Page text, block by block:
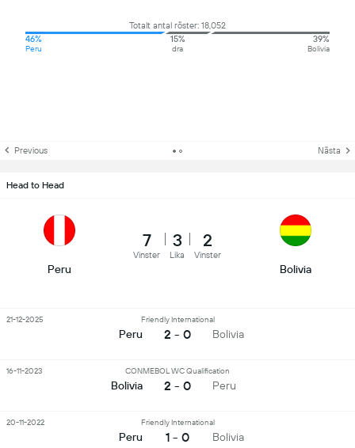
Totalt antal röster: 18,052
46%
Peru
15%
dra
39%
Bolivia
Previous Nästa
Head to Head
Peru
7
Vinster
3
Lika
2
Vinster
Bolivia
Peru
Friendly International
2 - 0 Bolivia
21-12-2025
Bolivia
CONMEBOL WC Qualification
2 - 0 Peru
16-11-2023
Peru
Friendly International
1 - 0 Bolivia
20-11-2022